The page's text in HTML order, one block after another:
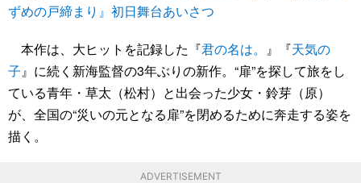
ずめの戸締まり』初日舞台あいさつ
本作は、大ヒットを記録した『君の名は。 』『天気の
子 』に続く新海監督の3年ぶりの新作。“扉”を探して旅をし
ている青年・草太（松村）と出会った少女・鈴芽（原）
が、全国の“災いの元となる扉”を閉めるために奔走する姿を
描く。
ADVERTISEMENT